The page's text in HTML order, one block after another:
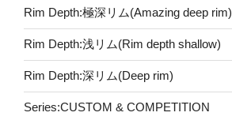
Rim Depth:極深リム(Amazing deep rim)
Rim Depth:浅リム(Rim depth shallow)
Rim Depth:深リム(Deep rim)
Series:CUSTOM & COMPETITION